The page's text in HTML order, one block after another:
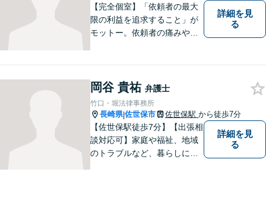
【完全個室】「依頼者の最大
限の利益を追求すること」が
モットー。依頼者の痛みや苦
プの手続きが可能◎【駐車場
あり】
詳細を見
る
岡谷 貴祐 弁護士
竹口・堀法律事務所
長崎県|佐世保市 佐世保駅 から徒歩7分
【佐世保駅徒歩7分】【出張相
談対応可】家庭や福祉、地域
のトラブルなど、暮らしに根
詳細を見
る